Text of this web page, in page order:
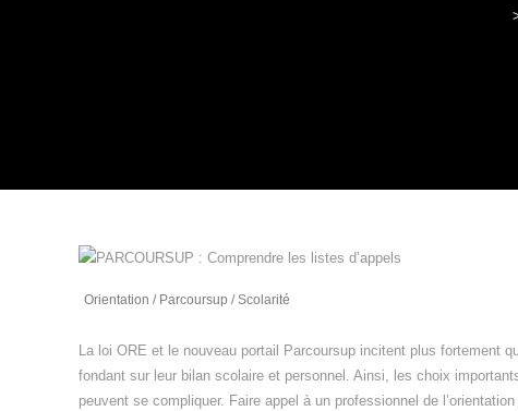
Orientation / Parcoursup / Scolarité
La loi ORE et le nouveau portail Parcoursup incitent plus fortement
fondant sur leur bilan scolaire et personnel. Ainsi, les choix
peuvent se compliquer. Faire appel à un professionnel de